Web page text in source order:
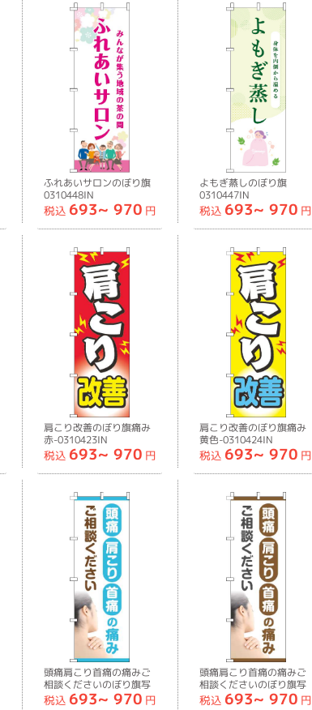
ふれあいサロンのぼり旗
0310448IN
税込 693~ 970 円
よもぎ蒸しのぼり旗
0310447IN
税込 693~ 970 円
肩こり改善のぼり旗痛み
赤-0310423IN
税込 693~ 970 円
肩こり改善のぼり旗痛み
黄色-0310424IN
税込 693~ 970 円
頭痛肩こり首痛の痛みご
相談くださいのぼり旗写
真水色-0310418IN
税込 693~ 970 円
頭痛肩こり首痛の痛みご
相談くださいのぼり旗写
真茶色-0310419IN
税込 693~ 970 円